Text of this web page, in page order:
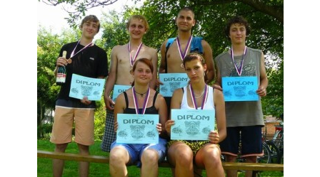
FOTOALBUM
VIDEA
INTERNÍ SEKCE